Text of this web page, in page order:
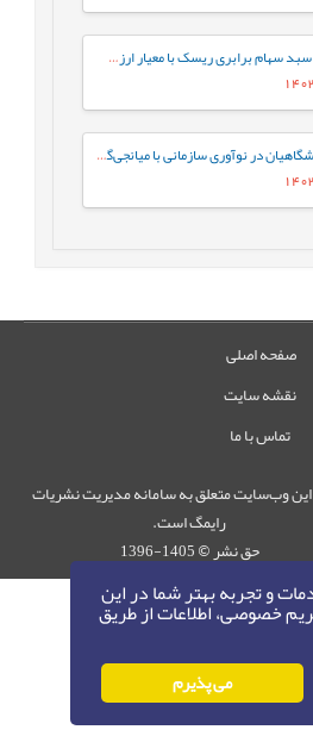
و تجربه بهتر شما در این
خصوصی، اطلاعات از طریق
می پذیرم
طراحی و بهینه سازی سبد سهام برابری ریسک با معیار ارزش در معرض ریسک شرطی
نقش مرزگستری دانشگاهیان در نوآوری سازمانی با میانجی‌گری چابکی سازمانی در دانشکده‌های فنی و مهندسی دانشگاه‌های دولتی شهر تهران
صفحه اصلی
نقشه سایت
تماس با ما
وب‌سایت متعلق به سامانه مدیریت نشریات
رایمگ است.
حق نشر ©
1405-1396